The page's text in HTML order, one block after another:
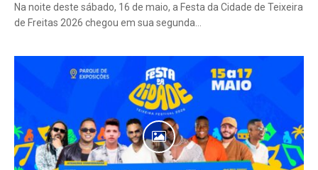
Na noite deste sábado, 16 de maio, a Festa da Cidade de Teixeira
de Freitas 2026 chegou em sua segunda…